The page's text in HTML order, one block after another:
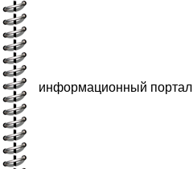
информационный портал